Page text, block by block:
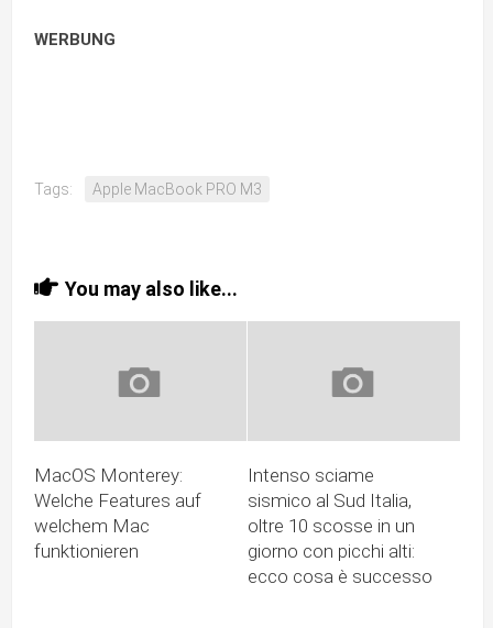
WERBUNG
Tags: Apple MacBook PRO M3
You may also like...
MacOS Monterey:
Welche Features auf
welchem Mac
funktionieren
Intenso sciame
sismico al Sud Italia,
oltre 10 scosse in un
giorno con picchi alti:
ecco cosa è successo